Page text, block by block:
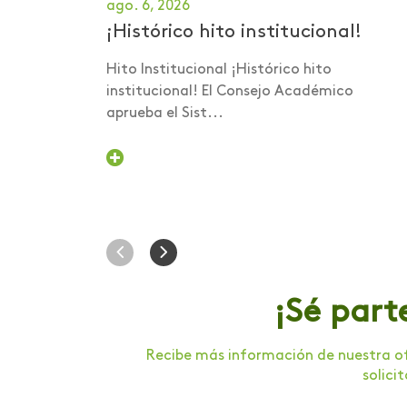
Investigaciones
Investigaciones -
Publicaciones
Investigaciones -
Lanzamiento de
Lanzamiento programa
de acompañamiento
psicológico
ago. 6, 2026
¡Histórico hito institucional!
Hito Institucional ¡Histórico hito
institucional! El Consejo Académico
aprueba el Sist...
¡Sé
Recibe más información de nuestra